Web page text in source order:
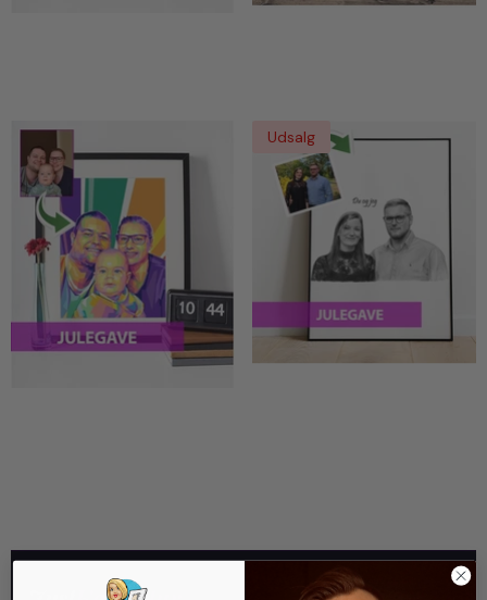
Udsalg